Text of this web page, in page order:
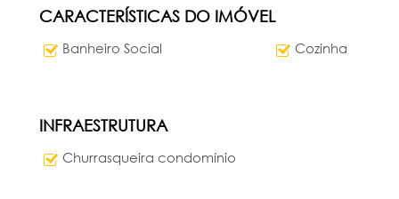
CARACTERÍSTICAS DO IMÓVEL
Banheiro Social Cozinha
INFRAESTRUTURA
Churrasqueira condomínio